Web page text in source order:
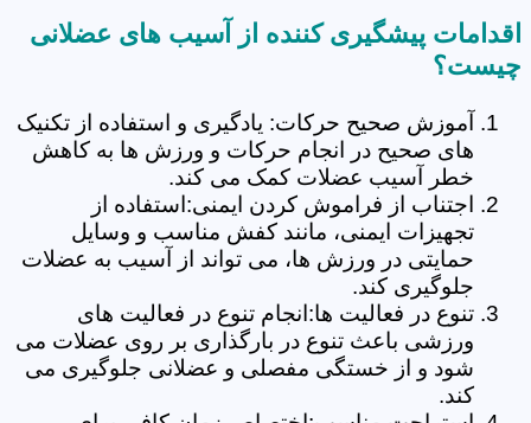
اقدامات پیشگیری کننده از آسیب های عضلانی
چیست؟
آموزش صحیح حرکات: یادگیری و استفاده از تکنیک
های صحیح در انجام حرکات و ورزش ها به کاهش
خطر آسیب عضلات کمک می کند.
اجتناب از فراموش کردن ایمنی:استفاده از
تجهیزات ایمنی، مانند کفش مناسب و وسایل
حمایتی در ورزش ها، می تواند از آسیب به عضلات
جلوگیری کند.
تنوع در فعالیت ها:انجام تنوع در فعالیت های
ورزشی باعث تنوع در بارگذاری بر روی عضلات می
شود و از خستگی مفصلی و عضلانی جلوگیری می
کند.